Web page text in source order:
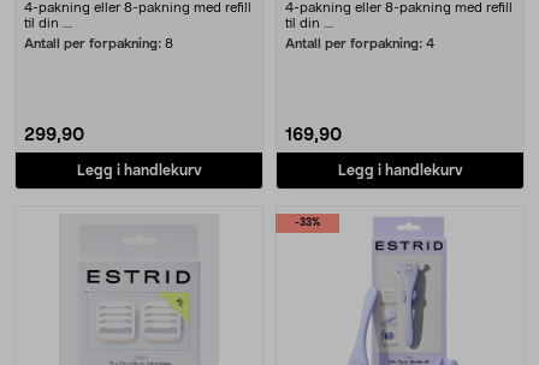
4-pakning eller 8-pakning med refill
til din ....
Antall per forpakning: 8
299,90
Legg i handlekurv
4-pakning eller 8-pakning med refill
til din ....
Antall per forpakning: 4
169,90
Legg i handlekurv
-33%